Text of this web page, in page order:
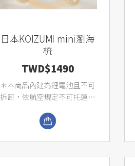
日本KOIZUMI mini瀏海
梳
TWD$1490
＊本商品內建為鋰電池且不可
拆卸，依航空規定不可托運或